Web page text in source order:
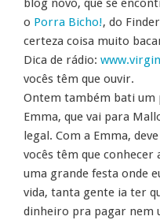
blog novo, que se
o Porra Bicho!, do
certeza coisa muito
Dica de rádio:
vocês têm que ouvir.
Ontem também bati um
Emma, que vai para
legal. Com a Emma,
vocês têm que conhecer
uma grande festa onde
vida, tanta gente ia ter
dinheiro pra pagar nem